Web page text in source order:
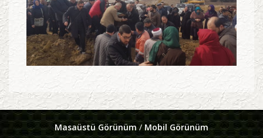
Masaüstü Görünüm/ Mobil Görünüm